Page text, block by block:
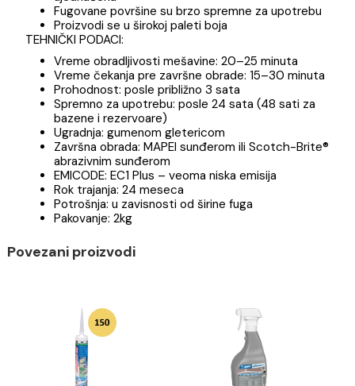
Otporna je na pojavu buđi, zahvaljujući
BioBlock®
Vodoodbojna je, zahvaljujući tehnologijii
DropEffect®
Lako se čisti
Nema iscvetavanja soli, zbog čega je boja fuga
ujednačena
Fugovane površine su brzo spremne za
Proizvodi se u širokoj paleti boja
TEHNIČKI PODACI:
Vreme obradljivosti mešavine: 20–25 minuta
Vreme čekanja pre završne obrade: 15–30
Prohodnost: posle približno 3 sata
Spremno za upotrebu: posle 24 sata (48 sati za
Ugradnja: gumenom gletericom
EMICODE: EC1 Plus – veoma niska emisija
Rok trajanja: 24 meseca
Potrošnja: u zavisnosti od širine fuga
Pakovanje: 2kg